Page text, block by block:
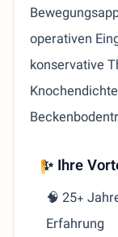
operativen
konservative
✨ Ihre
🧠 25+
Erfahrung